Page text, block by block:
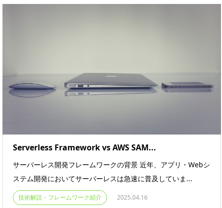
Serverless Framework vs AWS SAM...
サーバーレス開発フレームワークの背景 近年、アプリ・Webシ
ステム開発においてサーバーレスは急速に普及していま...
技術解説・フレームワーク紹介 2025.04.16